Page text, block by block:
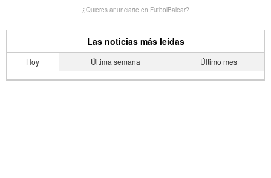
¿Quieres anunciarte en FutbolBalear?
Las noticias más leídas
Hoy Última semana Último mes